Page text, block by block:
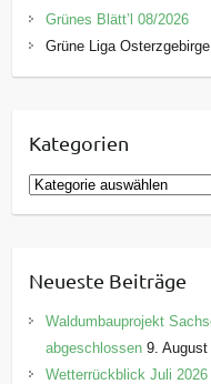
Grünes Blätt’l 08/2026
Grüne Liga
Kategorien
K
a
g
o
i
Neueste Beiträge
Waldumbauprojekt
abgeschlossen 9. August
Wetterrückblick Juli 2026